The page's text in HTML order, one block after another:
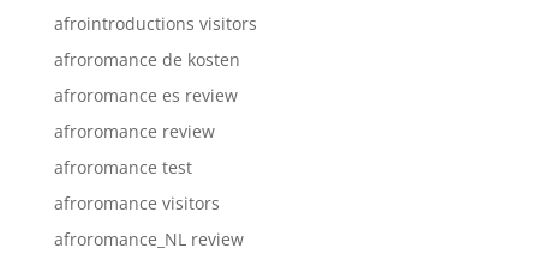
afrointroductions visitors
afroromance de kosten
afroromance es review
afroromance review
afroromance test
afroromance visitors
afroromance_NL review